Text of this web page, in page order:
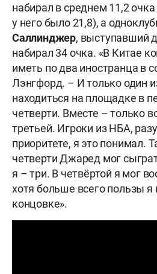
набирал в среднем 11,2 очка
у него было 21,8), а
Саллинджер, выступавший
набирал 34 очка. «В Китае
иметь по два иностранца в
Лэнгфорд. – И только один
находиться на площадке в
четверти. Вместе – только
третьей. Игроки из НБА,
приоритете, я это понимал.
четверти Джаред мог
я – три. В четвёртой я мог
хотя больше всего пользы я
концовке».